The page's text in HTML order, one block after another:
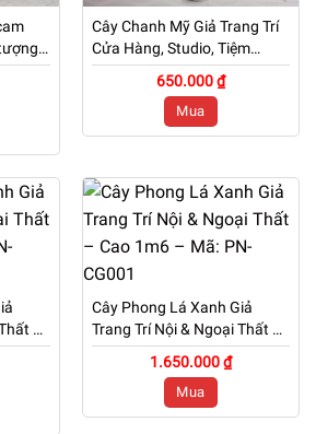
Cây Chanh Mỹ Giả Trang Trí
Cửa Hàng, Studio, Tiệm
Quán, Văn Phòng, Nhà Cửa
– Cao 60cm – Mã: PN-
650.000 ₫
Mua
–
Cây Phong Lá Xanh Giả
Trang Trí Nội & Ngoại Thất –
Cao 1m6 – Mã: PN-CG001
1.650.000 ₫
Mua